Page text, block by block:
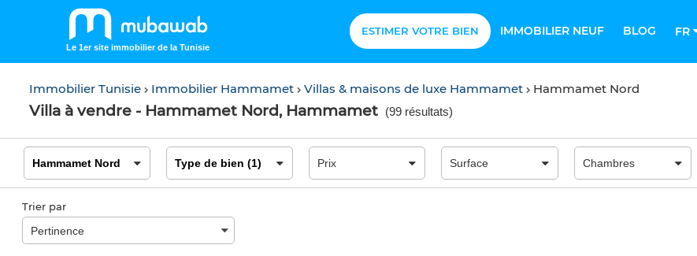
Le 1er site immobilier de la Tunisie
ESTIMER VOTRE BIEN IMMOBILIER NEUF BLOG FR
Immobilier Tunisie Immobilier Hammamet Villas & maisons de luxe Hammamet Hammamet Nord
Villa à vendre - Hammamet Nord, Hammamet (99 résultats)
Trier par